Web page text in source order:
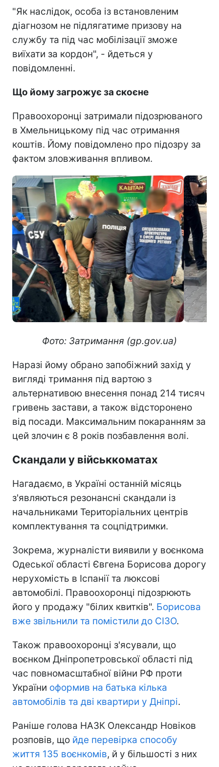
"Як наслідок, особа із встановленим
діагнозом не підлягатиме призову на
службу та під час мобілізації зможе
виїхати за кордон", - йдеться у
повідомленні.
Що йому загрожує за скоєне
Правоохоронці затримали підозрюваного
в Хмельницькому під час отримання
коштів. Йому повідомлено про підозру за
фактом зловживання впливом.
Фото: Затримання (gp.gov.ua)
Наразі йому обрано запобіжний захід у
вигляді тримання під вартою з
альтернативою внесення понад 214 тисяч
гривень застави, а також відсторонено
від посади. Максимальним покаранням за
цей злочин є 8 років позбавлення волі.
Скандали у військкоматах
Нагадаємо, в Україні останній місяць
з'являються резонансні скандали із
начальниками Територіальних центрів
комплектування та соцпідтримки.
Зокрема, журналісти виявили у воєнкома
Одеської області Євгена Борисова дорогу
нерухомість в Іспанії та люксові
автомобілі. Правоохоронці підозрюють
його у продажу "білих квитків". Борисова
вже звільнили та помістили до СІЗО.
Також правоохоронці з'ясували, що
воєнком Дніпропетровської області під
час повномасштабної війни РФ проти
України оформив на батька кілька
автомобілів та дві квартири у Дніпрі.
Раніше голова НАЗК Олександр Новіков
розповів, що йде перевірка способу
життя 135 воєнкомів, й у більшості з них